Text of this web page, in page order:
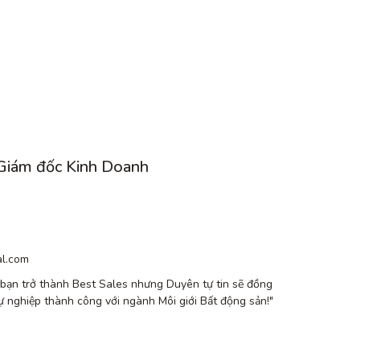
đốc Kinh Doanh
trở thành Best Sales nhưng Duyên tự tin sẽ đồng
thành công với ngành Môi giới Bất động sản!"